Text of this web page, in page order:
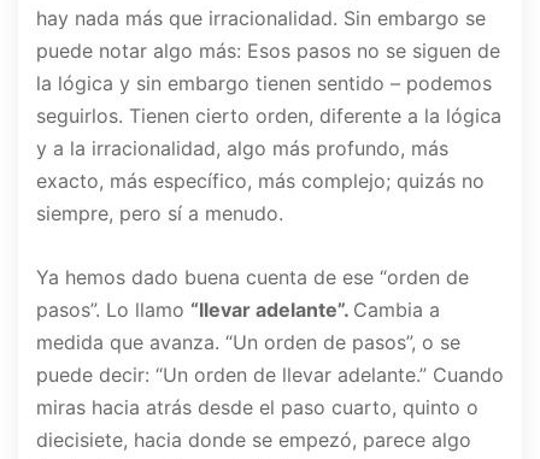
hay nada más que irracionalidad. Sin embargo se
puede notar algo más: Esos pasos no se siguen de
la lógica y sin embargo tienen sentido – podemos
seguirlos. Tienen cierto orden, diferente a la lógica
y a la irracionalidad, algo más profundo, más
exacto, más específico, más complejo; quizás no
siempre, pero sí a menudo.
Ya hemos dado buena cuenta de ese “orden de
pasos”. Lo llamo “llevar adelante”. Cambia a
medida que avanza. “Un orden de pasos”, o se
puede decir: “Un orden de llevar adelante.” Cuando
miras hacia atrás desde el paso cuarto, quinto o
diecisiete, hacia donde se empezó, parece algo